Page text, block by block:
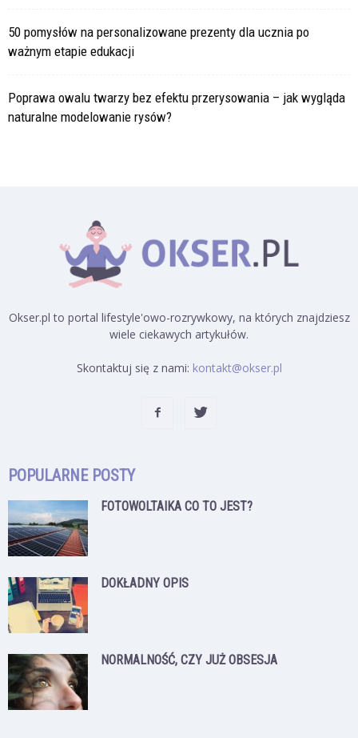
50 pomysłów na personalizowane prezenty dla ucznia po
ważnym etapie edukacji
Poprawa owalu twarzy bez efektu przerysowania – jak wygląda
naturalne modelowanie rysów?
Okser.pl to portal lifestyle'owo-rozrywkowy, na których znajdziesz
wiele ciekawych artykułów.
Skontaktuj się z nami: kontakt@okser.pl
POPULARNE POSTY
FOTOWOLTAIKA CO TO JEST?
DOKŁADNY OPIS
NORMALNOŚĆ, CZY JUŻ OBSESJA